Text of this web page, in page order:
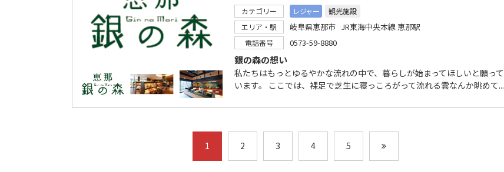
カテゴリー レジャー
観光施設
エリア・駅
岐阜県恵那市 JR東海中央本線 恵那駅
電話番号 0573-59-8880
銀の森の想い
私たちはもっとゆるやかな流れの中で、暮らしが始まってほしいと願って
います。 ここでは、裸足で芝生に寝っころがって流れる雲なんか眺めて...
1 2 3 4 5